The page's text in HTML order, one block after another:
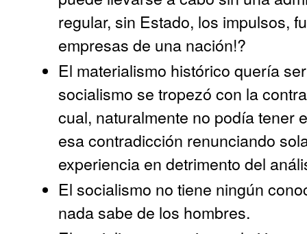
regular, sin Estado, los impulsos,
empresas de una nación!?
El materialismo histórico quería
socialismo se tropezó con la
cual, naturalmente no podía tener
esa contradicción renunciando
experiencia en detrimento del
El socialismo no tiene ningún
nada sabe de los hombres.